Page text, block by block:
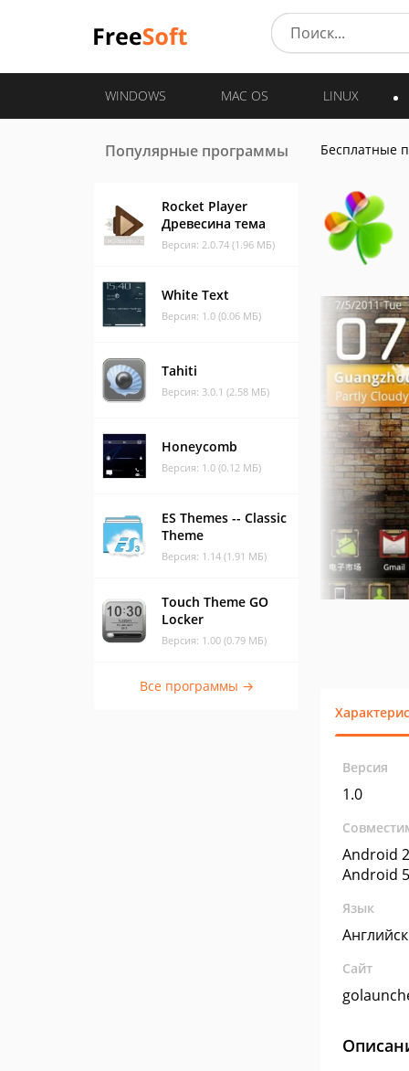
WINDOWS MAC OS LINUX
Популярные программы
Rocket Player
Древесина тема
Версия: 2.0.74 (1.96 МБ)
White Text
Версия: 1.0 (0.06 МБ)
Tahiti
Версия: 3.0.1 (2.58 МБ)
Honeycomb
Версия: 1.0 (0.12 МБ)
ES Themes -- Classic
Theme
Версия: 1.14 (1.91 МБ)
Touch Theme GO
Locker
Версия: 1.00 (0.79 МБ)
Все программы →
Бесплатные
Версия
1.0
Android
Android
Язык
Сайт